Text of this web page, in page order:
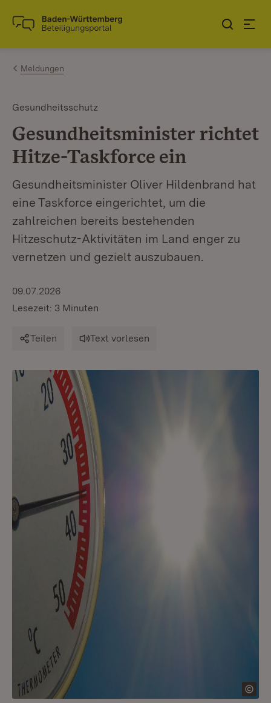
Zum Inhalt springen
Link zur Startseite
Meldungen
Gesundheitsschutz
Gesundheitsminister richtet
Hitze-Taskforce ein
Gesundheitsminister Oliver Hildenbrand hat
eine Taskforce eingerichtet, um die
zahlreichen bereits bestehenden
Hitzeschutz-Aktivitäten im Land enger zu
vernetzen und gezielt auszubauen.
09.07.2026
Lesezeit: 3 Minuten
Teilen Text vorlesen